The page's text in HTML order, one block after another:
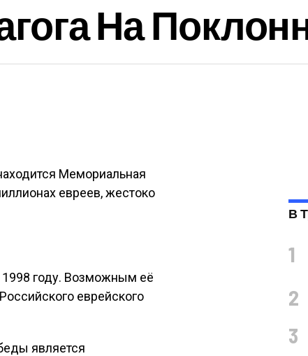
На
Мемориальная
евреев, жестоко
1998 году. Возможным её
еврейского
является
В